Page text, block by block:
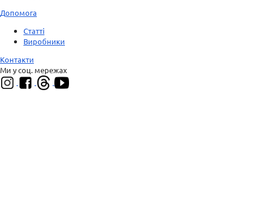
Допомога
Статті
Виробники
Контакти
Ми у соц. мережах